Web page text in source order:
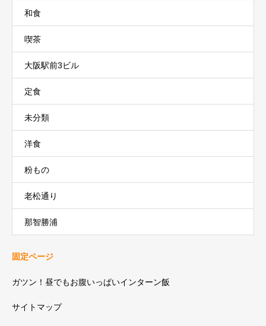
和食
喫茶
大阪駅前3ビル
定食
未分類
洋食
粉もの
老松通り
那智勝浦
固定ページ
ガツン！昼でもお腹いっぱいインターン飯
サイトマップ